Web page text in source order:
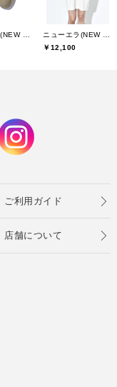
￥12,100
ご利用ガイド
店舗について